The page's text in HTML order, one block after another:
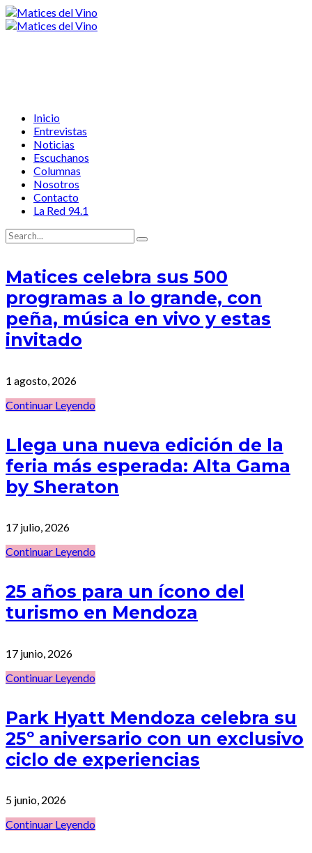
Inicio
Entrevistas
Noticias
Escuchanos
Columnas
Nosotros
Contacto
La Red 94.1
Matices celebra sus 500
programas a lo grande, con
peña, música en vivo y estas
invitado
1 agosto, 2026
Continuar Leyendo
Llega una nueva edición de la
feria más esperada: Alta Gama
by Sheraton
17 julio, 2026
Continuar Leyendo
25 años para un ícono del
turismo en Mendoza
17 junio, 2026
Continuar Leyendo
Park Hyatt Mendoza celebra su
25º aniversario con un exclusivo
ciclo de experiencias
5 junio, 2026
Continuar Leyendo